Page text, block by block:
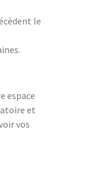
le
espace
et
vos